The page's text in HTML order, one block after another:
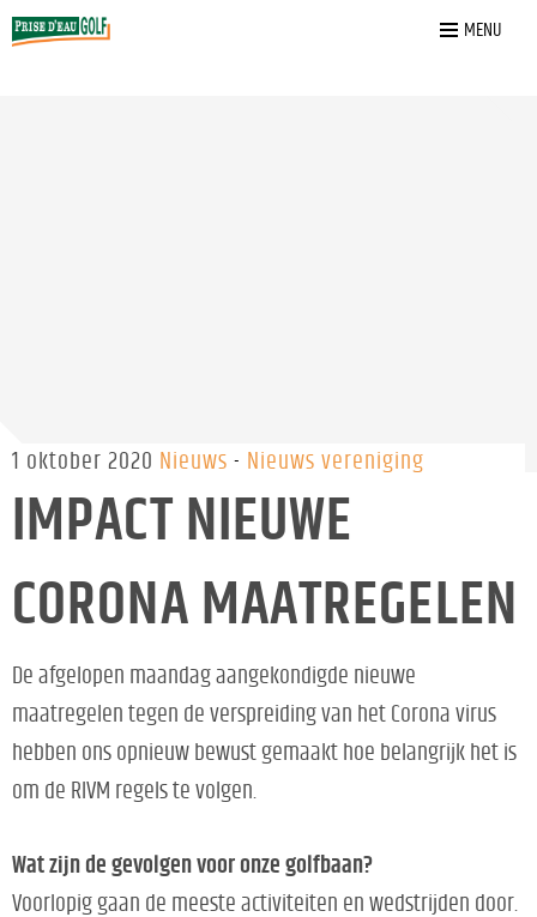
MENU
Home
1 oktober 2020 Nieuws Nieuws vereniging
IMPACT NIEUWE
CORONA MAATREGELEN
De afgelopen maandag aangekondigde nieuwe
maatregelen tegen de verspreiding van het Corona virus
hebben ons opnieuw bewust gemaakt hoe belangrijk het is
om de RIVM regels te volgen.
Wat zijn de gevolgen voor onze golfbaan?
Voorlopig gaan de meeste activiteiten en wedstrijden door.